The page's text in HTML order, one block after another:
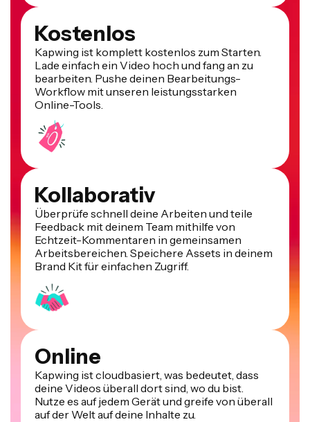
Kostenlos
Kapwing ist komplett kostenlos zum Starten.
Lade einfach ein Video hoch und fang an zu
bearbeiten. Pushe deinen Bearbeitungs-
Workflow mit unseren leistungsstarken
Online-Tools.
Kollaborativ
Überprüfe schnell deine Arbeiten und teile
Feedback mit deinem Team mithilfe von
Echtzeit-Kommentaren in gemeinsamen
Arbeitsbereichen. Speichere Assets in deinem
Brand Kit für einfachen Zugriff.
Online
Kapwing ist cloudbasiert, was bedeutet, dass
deine Videos überall dort sind, wo du bist.
Nutze es auf jedem Gerät und greife von überall
auf der Welt auf deine Inhalte zu.